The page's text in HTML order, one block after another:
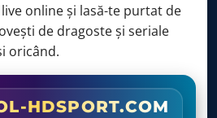
online și lasă-te purtat de
de dragoste și seriale
oricând.
HDSPORT.COM